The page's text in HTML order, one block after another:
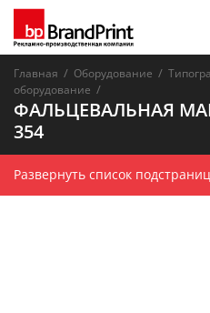
Главная / Оборудование /
оборудование /
ФАЛЬЦЕВАЛЬНАЯ
354
Развернуть список подстраниц